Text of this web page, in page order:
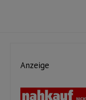
Anzeige